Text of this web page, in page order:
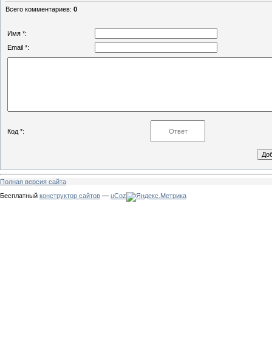
Всего комментариев: 0
Имя *:
Email *:
Код *:
Полная версия сайта
Бесплатный конструктор сайтов — uCoz